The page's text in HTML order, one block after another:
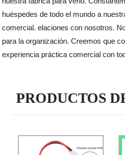
huéspedes de todo el mundo a
comercial. elaciones con nosotros.
para la organización. Creemos que
experiencia práctica comercial con
PRODUCTOS